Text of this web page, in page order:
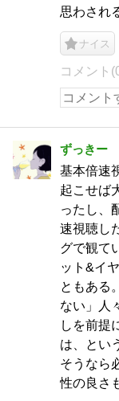
思わされ
ナイス
コメント
ずっきー
基本倍速
起こせば
ったし、
速視聴し
グで観て
ット&イ
ともある
ない」人
しを前提
は、とい
そうなら
性の良さ